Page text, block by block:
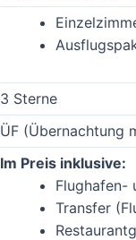
3 Sterne
ÜF (Übernachtung
Im Preis inklusive:
Flughafen-
Transfer